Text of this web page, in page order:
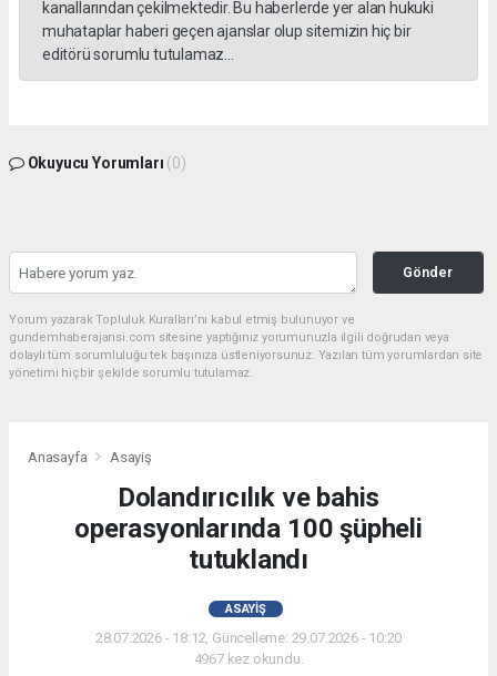
kanallarından çekilmektedir. Bu haberlerde yer alan hukuki
muhataplar haberi geçen ajanslar olup sitemizin hiç bir
editörü sorumlu tutulamaz...
Okuyucu Yorumları (0)
Gönder
Yorum yazarak Topluluk Kuralları’nı kabul etmiş bulunuyor ve
gundemhaberajansi.com sitesine yaptığınız yorumunuzla ilgili doğrudan veya
dolaylı tüm sorumluluğu tek başınıza üstleniyorsunuz. Yazılan tüm yorumlardan site
yönetimi hiçbir şekilde sorumlu tutulamaz.
Anasayfa Asayiş
Dolandırıcılık ve bahis
operasyonlarında 100 şüpheli
tutuklandı
ASAYIŞ
28.07.2026 - 18:12, Güncelleme: 29.07.2026 - 10:20
4967 kez okundu.